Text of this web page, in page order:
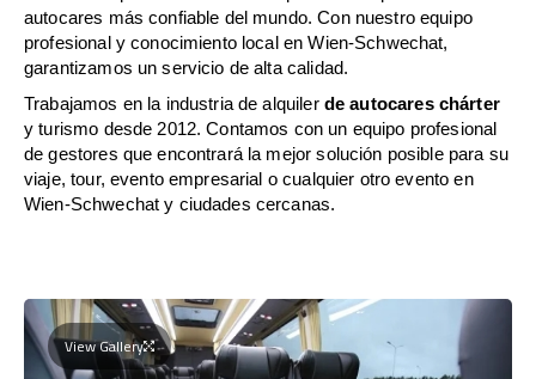
autocares más confiable del mundo. Con nuestro equipo
profesional y conocimiento local en Wien-Schwechat,
garantizamos un servicio de alta calidad.
Trabajamos en la industria de alquiler de autocares chárter
y turismo desde 2012. Contamos con un equipo profesional
de gestores que encontrará la mejor solución posible para su
viaje, tour, evento empresarial o cualquier otro evento en
Wien-Schwechat y ciudades cercanas.
View Gallery